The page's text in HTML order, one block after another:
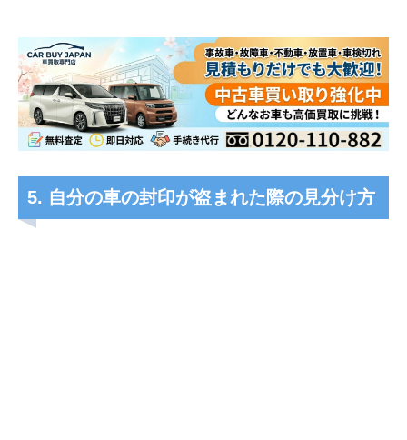
5. 自分の車の封印が盗まれた際の見分け方